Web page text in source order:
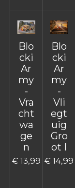
Blo
cki
Ar
my
-
Vra
cht
wa
ge
n
€ 13,99
Blo
cki
Ar
my
-
Vli
egt
uig
Gro
ot I
€ 14,99